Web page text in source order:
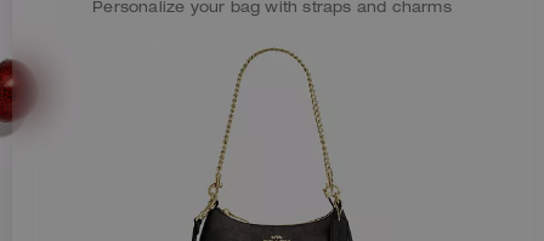
bandoulière en toile est idéal
du quotidien telles que des clés
et des cartes—et sa poche à
bouton pression à l’intérieur
aide à organiser et sécuriser
vos affaires.
Personalize your bag with straps and charms